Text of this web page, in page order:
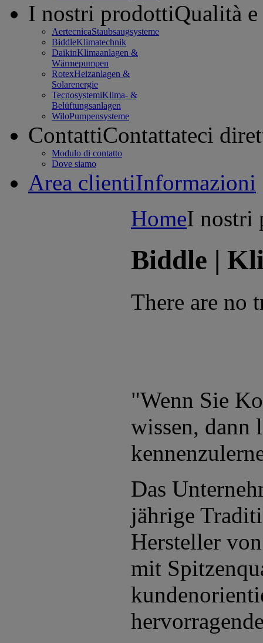
I nostri prodottiQualità e
AertecnicaStaubsaugsysteme
BiddleKlimatechnik
DaikinKlimaanlagen &
Wärmepumpen
RotexHeizanlagen &
Solarenergie
TecnosystemiKlima- &
Belüftungsanlagen
WiloPumpensysteme
ContattiContattateci
Modulo di contatto
Dove siamo
Area clientiInformazioni
HomeI nostri
Biddle |
There are no
"Wenn Sie
wissen, dann
Das
jährige
Hersteller
mit